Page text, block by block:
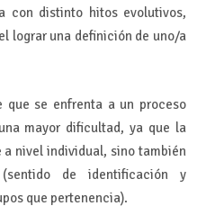
con distinto hitos evolutivos,
lograr una definición de uno/a
que se enfrenta a un proceso
mayor dificultad, ya que la
nivel individual, sino también
de identificación y
que pertenencia).